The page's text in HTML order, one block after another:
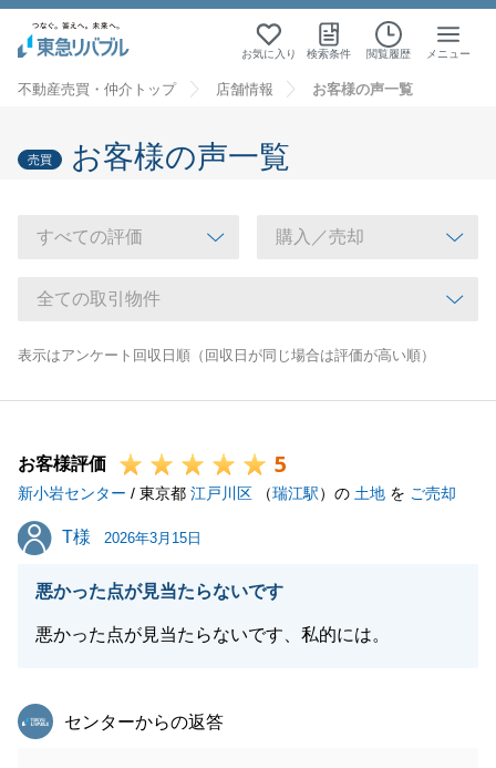
お気に入り 検索条件 閲覧履歴 メニュー
不動産売買・仲介トップ 店舗情報 お客様の声一覧
売買 お客様の声一覧
表示はアンケート回収日順（回収日が同じ場合は評価が高い順）
お客様評価 5
新小岩センター / 東京都 江戸川区 （瑞江駅）の 土地 を ご売却
T様
T様 2026年3月15日
悪かった点が見当たらないです
悪かった点が見当たらないです、私的には。
東急リバブル
センターからの返答